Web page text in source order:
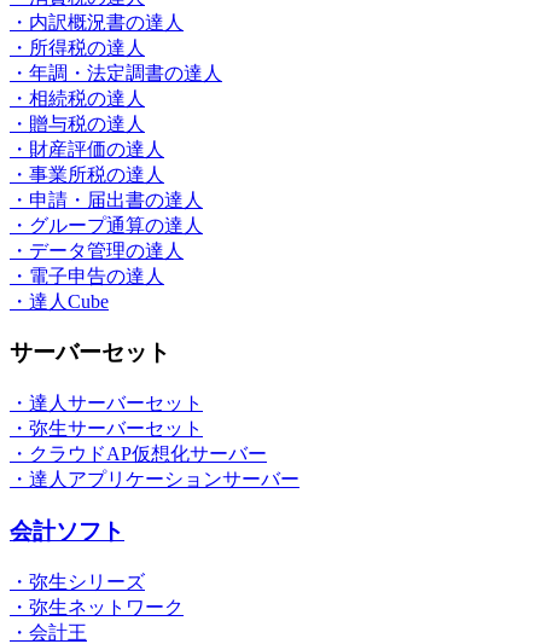
・内訳概況書の達人
・所得税の達人
・年調・法定調書の達人
・相続税の達人
・贈与税の達人
・財産評価の達人
・事業所税の達人
・申請・届出書の達人
・グループ通算の達人
・データ管理の達人
・電子申告の達人
・達人Cube
サーバーセット
・達人サーバーセット
・弥生サーバーセット
・クラウドAP仮想化サーバー
・達人アプリケーションサーバー
会計ソフト
・弥生シリーズ
・弥生ネットワーク
・会計王